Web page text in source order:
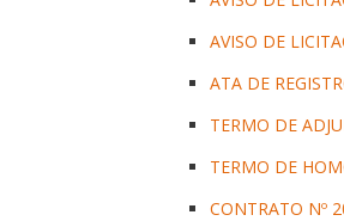
AVISO DE
ATA DE
TERMO DE
TERMO DE
CONTRATO Nº